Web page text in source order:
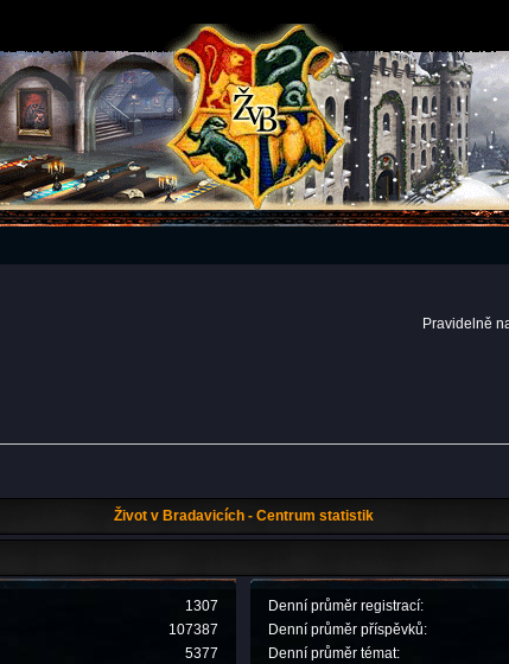
Pravidelně
Život v Bradavicích - Centrum statistik
1307
107387
5377
Denní průměr registrací:
Denní průměr příspěvků:
Denní průměr témat: